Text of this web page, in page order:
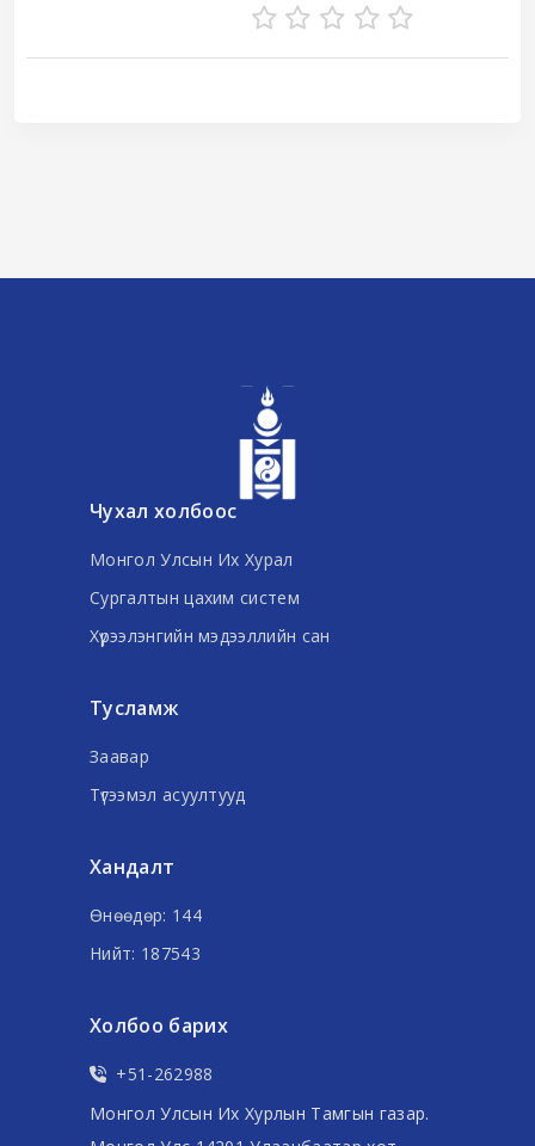
Чухал холбоос
Монгол Улсын Их Хурал
Сургалтын цахим систем
Хүрээлэнгийн мэдээллийн сан
Тусламж
Заавар
Түгээмэл асуултууд
Хандалт
Өнөөдөр: 144
Нийт: 187543
Холбоо барих
+51-262988
Монгол Улсын Их Хурлын Тамгын газар.